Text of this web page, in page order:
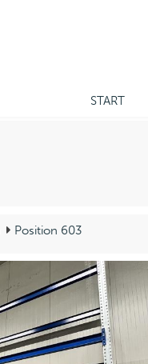
START
Position 603